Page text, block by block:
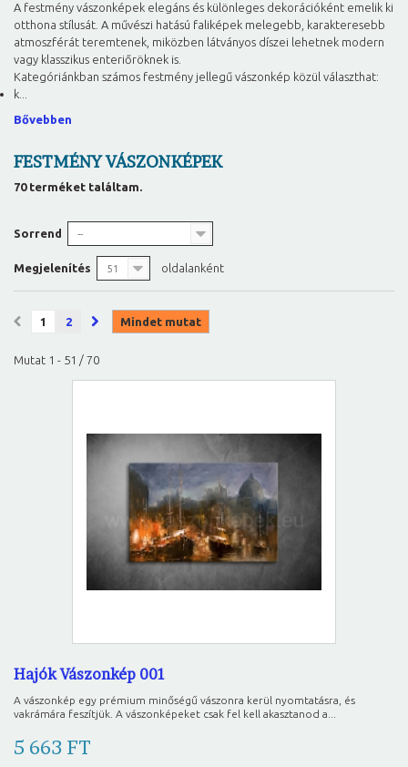
A festmény vászonképek elegáns és különleges dekorációként emelik ki
otthona stílusát. A művészi hatású faliképek melegebb, karakteresebb
atmoszférát teremtenek, miközben látványos díszei lehetnek modern
vagy klasszikus enteriőröknek is.
Kategóriánkban számos festmény jellegű vászonkép közül választhat:
k...
Bővebben
FESTMÉNY VÁSZONKÉPEK
70 terméket találtam.
Sorrend --
Megjelenítés 51 oldalanként
Mindet mutat
1 2
Mutat 1 - 51 / 70
Hajók Vászonkép 001
A vászonkép egy prémium minőségű vászonra kerül nyomtatásra, és
vakrámára feszítjük. A vászonképeket csak fel kell akasztanod a...
5 663 FT